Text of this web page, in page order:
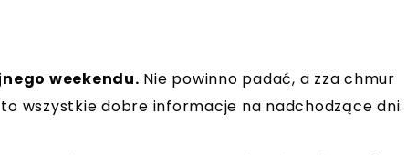
weekendu. Nie powinno padać, a zza chmur
wszystkie dobre informacje na nadchodzące dni.